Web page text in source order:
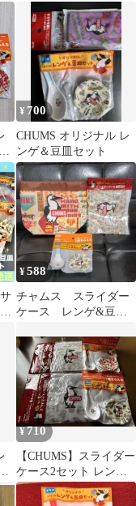
セット 全4種
¥ 700
CHUMS オリジナル レ
ンゲ＆豆皿セット
¥588
チャムス スライダー
ケース レンゲ&豆
¥710
【CHUMS】スライダー
ケース2セット レンゲ
豆皿2セット まとめ売